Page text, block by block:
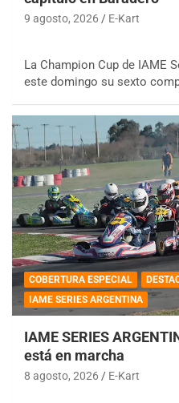
9 agosto, 2026 E-Kart
La Champion Cup de IAME
este domingo su sexto
COBERTURA ESPECIAL
IAME SERIES ARGENTINA
IAME SERIES
está en marcha
8 agosto, 2026 E-Kart